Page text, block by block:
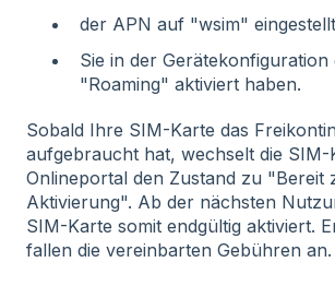
der APN auf "wsim"
Sie in der Gerätekonfiguration
"Roaming" aktiviert haben.
Sobald Ihre SIM-Karte das
aufgebraucht hat, wechselt die SIM-
Onlineportal den Zustand zu "Bereit
Aktivierung". Ab der nächsten
SIM-Karte somit endgültig aktiviert.
fallen die vereinbarten Gebühren an.